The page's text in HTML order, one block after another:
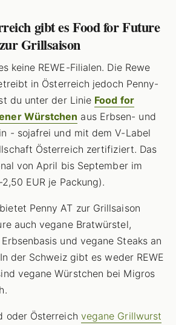
gibt es Food for Future
Grillsaison
keine REWE-Filialen. Die Rewe
in Österreich jedoch Penny-
du unter der Linie Food for
Würstchen aus Erbsen- und
- sojafrei und mit dem V-Label
Österreich zertifiziert. Das
von April bis September im
EUR je Packung).
Penny AT zur Grillsaison
auch vegane Bratwürstel,
und vegane Steaks an
der Schweiz gibt es weder REWE
vegane Würstchen bei Migros
oder Österreich vegane Grillwurst